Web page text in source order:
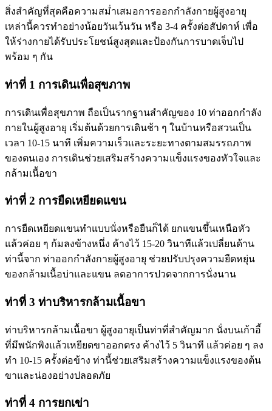
สิ่งสำคัญที่สุดคือความสม่ำเสมอการออกกำลังกายผู้สูงอายุ
เหล่านี้ควรทำอย่างน้อยวันเว้นวัน หรือ 3-4 ครั้งต่อสัปดาห์ เพื่อ
ให้ร่างกายได้รับประโยชน์สูงสุดและป้องกันการบาดเจ็บไป
พร้อม ๆ กัน
ท่าที่ 1 การเดินเพื่อสุขภาพ
การเดินเพื่อสุขภาพ ถือเป็นรากฐานสำคัญของ 10 ท่าออกกำลัง
กายในผู้สูงอายุ เริ่มต้นด้วยการเดินช้า ๆ ในบ้านหรือสวนเป็น
เวลา 10-15 นาที เพิ่มความเร็วและระยะทางตามสมรรถภาพ
ของตนเอง การเดินช่วยเสริมสร้างความแข็งแรงของหัวใจและ
กล้ามเนื้อขา
ท่าที่ 2 การยืดเหยียดแขน
การยืดเหยียดแขนทำแบบนั่งหรือยืนก็ได้ ยกแขนขึ้นเหนือหัว
แล้วค่อย ๆ ก้มลงข้างหนึ่ง ค้างไว้ 15-20 วินาทีแล้วเปลี่ยนด้าน
ท่านี้จาก ท่าออกกำลังกายผู้สูงอายุ ช่วยปรับปรุงความยืดหยุ่น
ของกล้ามเนื้อบ่าและแขน ลดอาการปวดจากการนั่งนาน
ท่าที่ 3 ท่าบริหารกล้ามเนื้อขา
ท่าบริหารกล้ามเนื้อขา ผู้สูงอายุเป็นท่าที่สำคัญมาก นั่งบนเก้าอี้
ที่มีพนักพิงแล้วเหยียดขาออกตรง ค้างไว้ 5 วินาที แล้วค่อย ๆ ลง
ทำ 10-15 ครั้งต่อข้าง ท่านี้ช่วยเสริมสร้างความแข็งแรงของต้น
ขาและน่องอย่างปลอดภัย
ท่าที่ 4 การยกเข่า